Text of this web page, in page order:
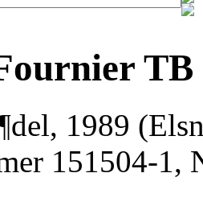
TB
1989
151504-1,